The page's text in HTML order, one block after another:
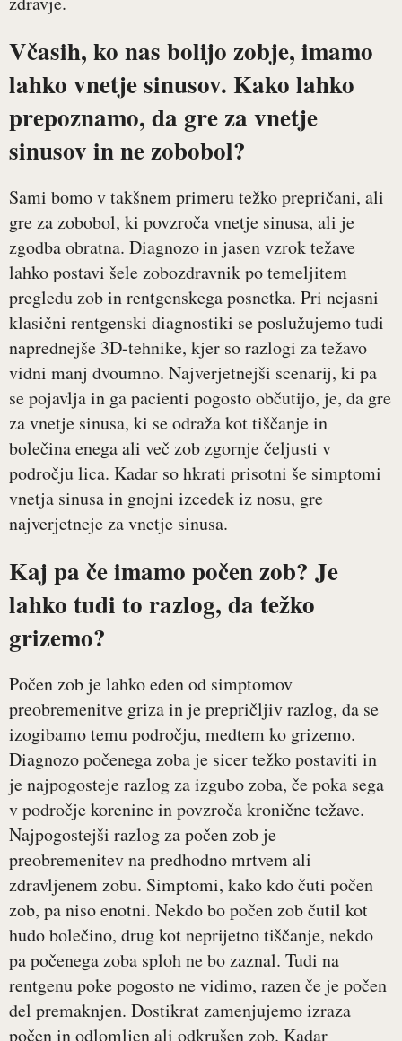
Včasih, ko nas bolijo zobje, imamo
lahko vnetje sinusov. Kako lahko
prepoznamo, da gre za vnetje
sinusov in ne zobobol?
Sami bomo v takšnem primeru težko prepričani, ali
gre za zobobol, ki povzroča vnetje sinusa, ali je
zgodba obratna. Diagnozo in jasen vzrok težave
lahko postavi šele zobozdravnik po temeljitem
pregledu zob in rentgenskega posnetka. Pri nejasni
klasični rentgenski diagnostiki se poslužujemo tudi
naprednejše 3D-tehnike, kjer so razlogi za težavo
vidni manj dvoumno. Najverjetnejši scenarij, ki pa
se pojavlja in ga pacienti pogosto občutijo, je, da gre
za vnetje sinusa, ki se odraža kot tiščanje in
bolečina enega ali več zob zgornje čeljusti v
področju lica. Kadar so hkrati prisotni še simptomi
vnetja sinusa in gnojni izcedek iz nosu, gre
najverjetneje za vnetje sinusa.
Kaj pa če imamo počen zob? Je
lahko tudi to razlog, da težko
grizemo?
Počen zob je lahko eden od simptomov
preobremenitve griza in je prepričljiv razlog, da se
izogibamo temu področju, medtem ko grizemo.
Diagnozo počenega zoba je sicer težko postaviti in
je najpogosteje razlog za izgubo zoba, če poka sega
v področje korenine in povzroča kronične težave.
Najpogostejši razlog za počen zob je
preobremenitev na predhodno mrtvem ali
zdravljenem zobu. Simptomi, kako kdo čuti počen
zob, pa niso enotni. Nekdo bo počen zob čutil kot
hudo bolečino, drug kot neprijetno tiščanje, nekdo
pa počenega zoba sploh ne bo zaznal. Tudi na
rentgenu poke pogosto ne vidimo, razen če je počen
del premaknjen. Dostikrat zamenjujemo izraza
počen in odlomljen ali odkrušen zob. Kadar